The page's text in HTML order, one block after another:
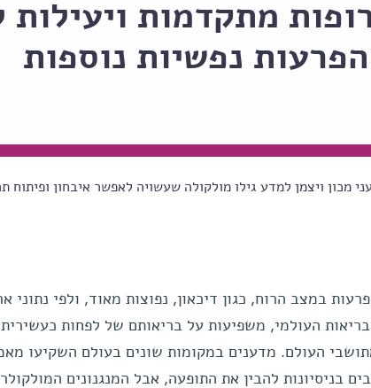
מתקדמות ויעילות
נפשיות נוספות
מכון ויצמן למדע גילו מולקולה שעשויה לאפשר איבחון ופיתוח
במצב הרוח, כגון דיכאון, נפוצות מאוד, ולפי נתוני
העולמי, משפיעות על בריאותם של לפחות כעשירית
העולם. מדענים במקומות שונים בעולם השקיעו
בניסיונות להבין את התופעה, אבל המנגנונים